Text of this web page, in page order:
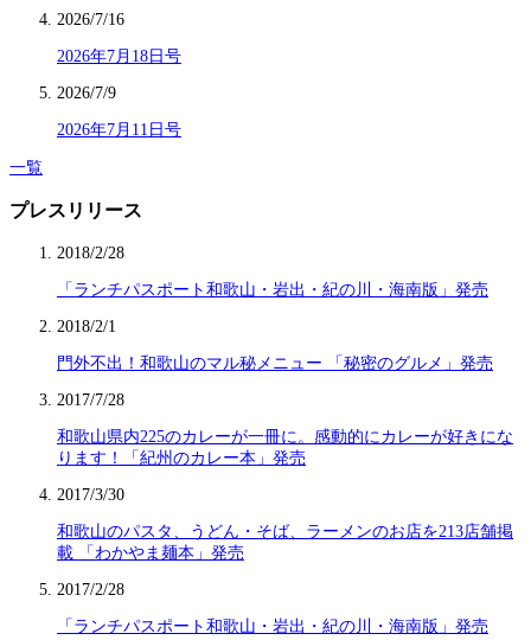
2026/7/16
2026年7月18日号
2026/7/9
2026年7月11日号
一覧
プレスリリース
2018/2/28
「ランチパスポート和歌山・岩出・紀の川・海南版」発売
2018/2/1
門外不出！和歌山のマル秘メニュー 「秘密のグルメ」発売
2017/7/28
和歌山県内225のカレーが一冊に。感動的にカレーが好きにな
ります！「紀州のカレー本」発売
2017/3/30
和歌山のパスタ、うどん・そば、ラーメンのお店を213店舗掲
載 「わかやま麺本」発売
2017/2/28
「ランチパスポート和歌山・岩出・紀の川・海南版」発売